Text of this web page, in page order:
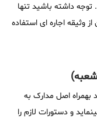
توجه داشته باشید تنها
وثیقه اجاره ای استفاده
بهمراه اصل مدارک به
و دستورات لازم را